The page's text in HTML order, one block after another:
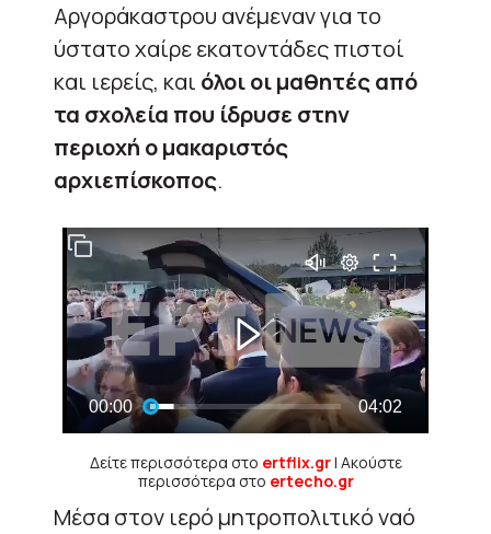
Αργοράκαστρου ανέμεναν για το
ύστατο χαίρε εκατοντάδες πιστοί
και ιερείς, και όλοι οι μαθητές από
τα σχολεία που ίδρυσε στην
περιοχή ο μακαριστός
αρχιεπίσκοπος.
Δείτε περισσότερα στο ertflix.gr| Ακούστε
περισσότερα στο ertecho.gr
Μέσα στον ιερό μητροπολιτικό ναό